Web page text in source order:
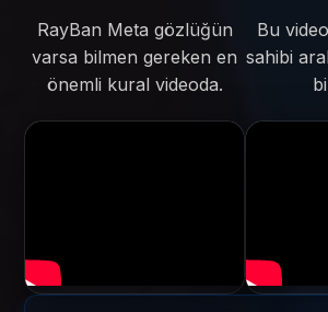
RayBan Meta gözlüğün
varsa bilmen gereken en
önemli kural videoda.
Bu
sahibi